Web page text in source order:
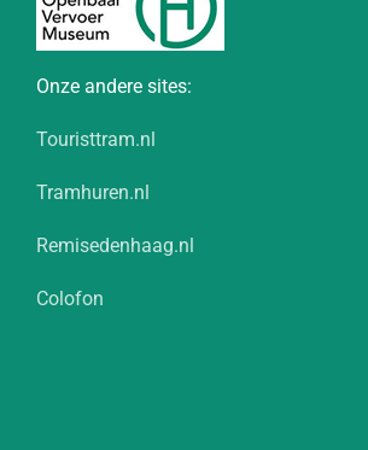
Onze andere sites:
Touristtram.nl
Tramhuren.nl
Remisedenhaag.nl
Colofon